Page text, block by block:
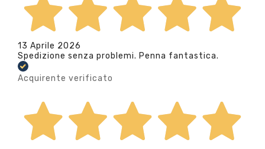
13 Aprile 2026
Spedizione senza problemi. Penna fantastica.
Acquirente verificato